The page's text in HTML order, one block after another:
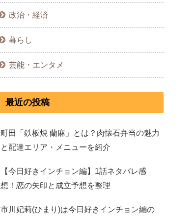
政治・経済
暮らし
芸能・エンタメ
最近の投稿
町田「鉄板焼 蘭麻」とは？肉懐石弁当の魅力
と配達エリア・メニューを紹介
【今日好きインチョン編】1話ネタバレ感
想！恋の矢印と成立予想を整理
市川妃莉(ひまり)は今日好きインチョン編の